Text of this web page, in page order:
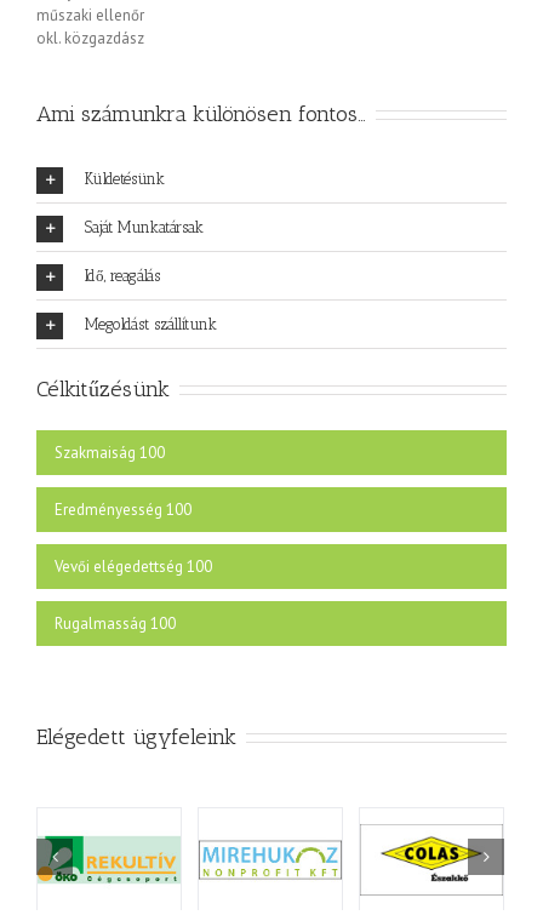
műszaki ellenőr
okl. közgazdász
Ami számunkra különösen fontos…
Küldetésünk
Saját Munkatársak
Idő, reagálás
Megoldást szállítunk
Célkitűzésünk
Szakmaiság 100
Eredményesség 100
Vevői elégedettség 100
Rugalmasság 100
Elégedett ügyfeleink